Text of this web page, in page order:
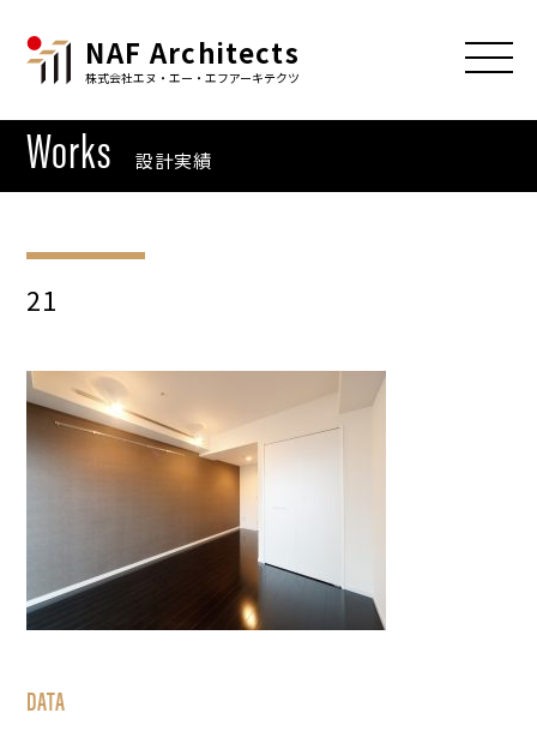
NAF Architects
株式会社エヌ・エー・エフアーキテクツ
Works 設計実績
21
DATA